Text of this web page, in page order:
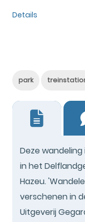
Details
park
Deze
in het
Hazeu.
verschenen in
Uitgeverij